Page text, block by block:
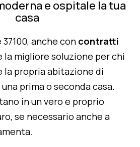
e ospitale la tua
casa
anche con contratti
la migliore soluzione per chi
la propria abitazione di
prima o seconda casa.
in un vero e proprio
se necessario anche a